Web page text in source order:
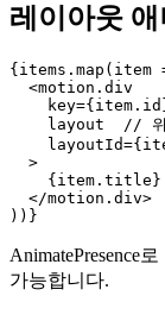
레이아웃
{items.map(item
  <motion.div
layout  // 위
  >
    {item.title}
  </motion.div>
))}
AnimatePresence
가능합니다.